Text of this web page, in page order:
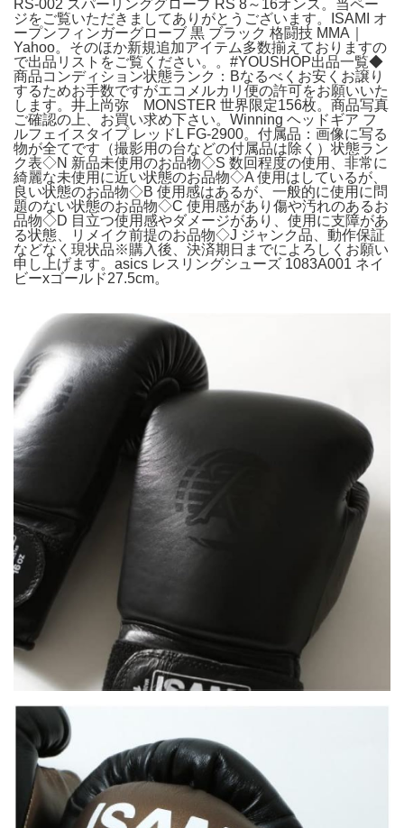
RS-002 スパーリンググローブ RS 8～16オンス。当ペー
ジをご覧いただきましてありがとうございます。ISAMI オ
ープンフィンガーグローブ 黒 ブラック 格闘技 MMA｜
Yahoo。そのほか新規追加アイテム多数揃えておりますの
で出品リストをご覧ください。。#YOUSHOP出品一覧◆
商品コンディション状態ランク：Bなるべくお安くお譲り
するためお手数ですがエコメルカリ便の許可をお願いいた
します。井上尚弥 MONSTER 世界限定156枚。商品写真
ご確認の上、お買い求め下さい。Winning ヘッドギア フ
ルフェイスタイプ レッドL FG-2900。付属品：画像に写る
物が全てです（撮影用の台などの付属品は除く）状態ラン
ク表◇N 新品未使用のお品物◇S 数回程度の使用、非常に
綺麗な未使用に近い状態のお品物◇A 使用はしているが、
良い状態のお品物◇B 使用感はあるが、一般的に使用に問
題のない状態のお品物◇C 使用感があり傷や汚れのあるお
品物◇D 目立つ使用感やダメージがあり、使用に支障があ
る状態、リメイク前提のお品物◇J ジャンク品、動作保証
などなく現状品※購入後、決済期日までによろしくお願い
申し上げます。asics レスリングシューズ 1083A001 ネイ
ビーxゴールド27.5cm。